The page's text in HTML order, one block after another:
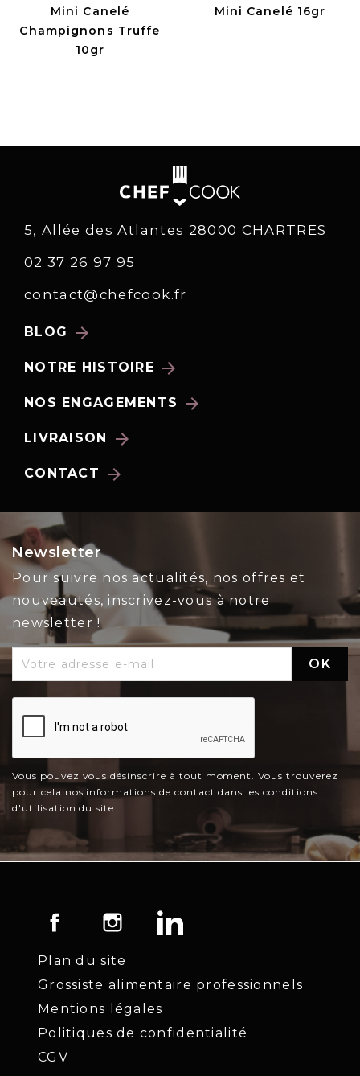
Mini Canelé
Champignons Truffe
10gr
Mini Canelé 16gr
5, Allée des Atlantes 28000 CHARTRES
02 37 26 97 95
contact@chefcook.fr
BLOG arrow_forward
NOTRE HISTOIRE arrow_forward
NOS ENGAGEMENTS arrow_forward
LIVRAISON arrow_forward
CONTACT arrow_forward
Newsletter
Pour suivre nos actualités, nos offres et
nouveautés, inscrivez-vous à notre
newsletter !
Vous pouvez vous désinscrire à tout moment. Vous trouverez
pour cela nos informations de contact dans les conditions
d'utilisation du site.
Facebook Instagram
Plan du site
Grossiste alimentaire professionnels
Mentions légales
Politiques de confidentialité
CGV